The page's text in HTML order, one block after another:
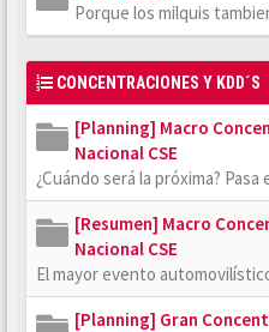
Porque los milquis
CONCENTRACIONES Y KDD´S
[Planning] Macro
Nacional CSE
¿Cuándo será la próxima?
[Resumen] Macro
Nacional CSE
El mayor evento
[Planning] Gran